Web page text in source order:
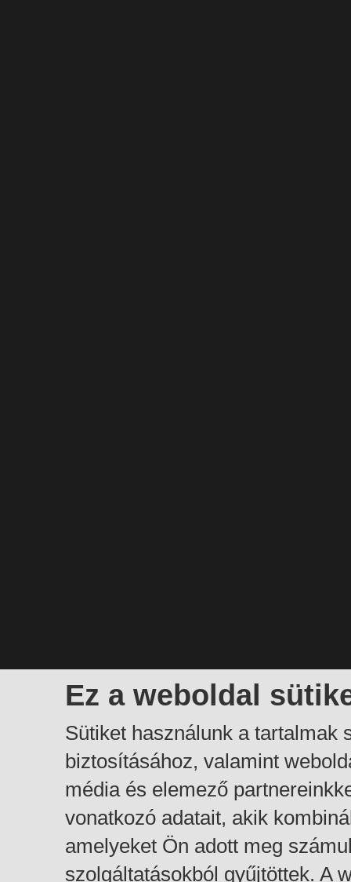
Ez a weboldal
Sütiket használunk a tartalmak
biztosításához, valamint
média és elemező
vonatkozó adatait, akik
amelyeket Ön adott meg
szolgáltatásokból gyűjtöttek. A